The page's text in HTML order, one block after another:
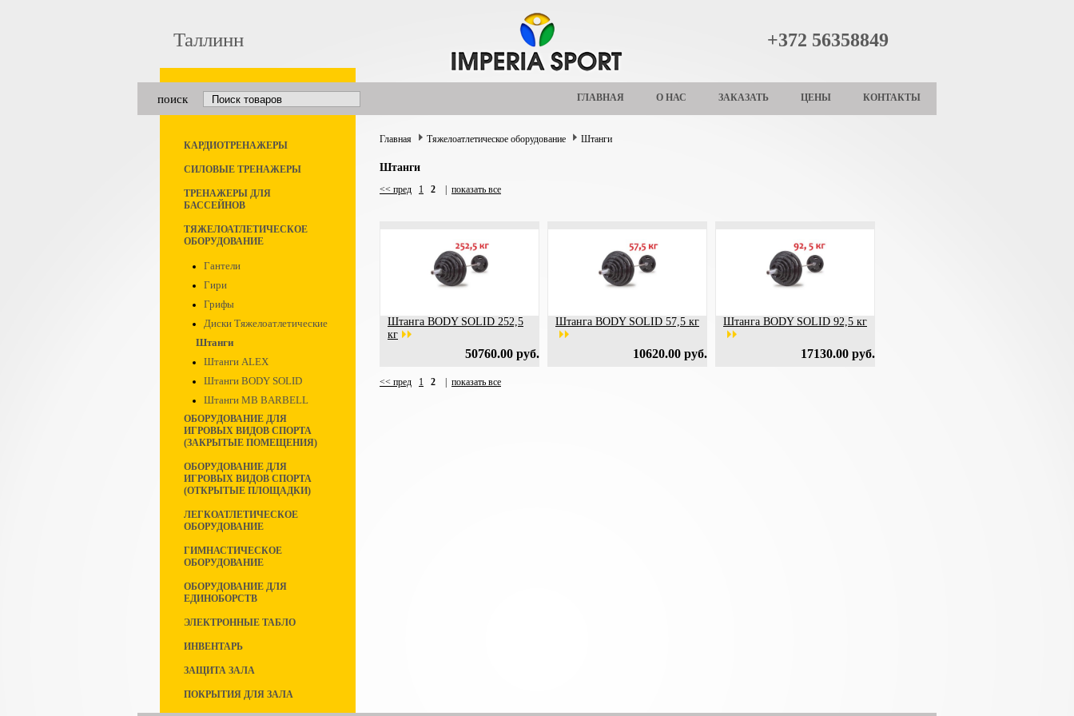
Таллинн +372 56358849
поиск ГЛАВНАЯ О НАС ЗАКАЗАТЬ ЦЕНЫ КОНТАКТЫ
КАРДИОТРЕНАЖЕРЫ
СИЛОВЫЕ ТРЕНАЖЕРЫ
ТРЕНАЖЕРЫ ДЛЯ
БАССЕЙНОВ
ТЯЖЕЛОАТЛЕТИЧЕСКОЕ
ОБОРУДОВАНИЕ
Гантели
Гири
Грифы
Диски Тяжелоатлетические
Штанги
Штанги ALEX
Штанги BODY SOLID
Штанги MB BARBELL
ОБОРУДОВАНИЕ ДЛЯ
ИГРОВЫХ ВИДОВ СПОРТА
(ЗАКРЫТЫЕ ПОМЕЩЕНИЯ)
ОБОРУДОВАНИЕ ДЛЯ
ИГРОВЫХ ВИДОВ СПОРТА
(ОТКРЫТЫЕ ПЛОЩАДКИ)
ЛЕГКОАТЛЕТИЧЕСКОЕ
ОБОРУДОВАНИЕ
ГИМНАСТИЧЕСКОЕ
ОБОРУДОВАНИЕ
ОБОРУДОВАНИЕ ДЛЯ
ЕДИНОБОРСТВ
ЭЛЕКТРОННЫЕ ТАБЛО
ИНВЕНТАРЬ
ЗАЩИТА ЗАЛА
ПОКРЫТИЯ ДЛЯ ЗАЛА
Главная Тяжелоатлетическое оборудование Штанги
Штанги
<< пред 1 2 показать все
Штанга BODY SOLID 252,5
кг
50760.00 руб.
Штанга BODY SOLID 57,5 кг
10620.00 руб.
Штанга BODY SOLID 92,5 кг
17130.00 руб.
<< пред 1 2 показать все